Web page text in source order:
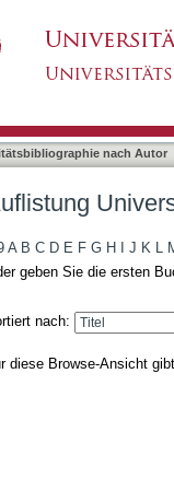
nach Autor
A B C D E F G H J K L
geben Sie die ersten
nach:
diese Browse-Ansicht